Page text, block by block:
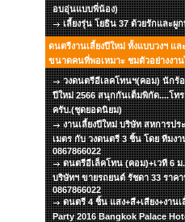
อบอุ่นแบบพี่น้อง)
เลี้ยงรุ่น โยธิน 37 ด้วยรักและผู
ดนตรีงานเลี้ยงปีใหม่ ทั้งแบบวงฯ แ
ขนาดคนที่พอเหมาะ ชมตัวอย่างงา
วงดนตรีอีเลคโทนฯ(คอม) นักร้อ
ปีใหม่ 2566 สนุกกันเต็มพิกัด....โท
ครับ.(ชุดยอดนิยม)
งานเลี้ยงปีใหม่ บริษัท สหการป
เมตร กับ วงดนตรี 3 ชิ้น โดย ทีมง
0867866022
ดนตรีอีเล็คโทน (คอม)+เวที 6
บริษัทฯ ขายรถยนต์ รัชดา 33 ราค
0867866022
ดนตรี 4 ชิ้น แสง+สี+เสียง+งาน
Party 2016 Bangkok Palace